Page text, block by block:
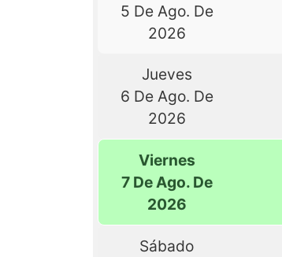
5 De Ago. De
2026
Jueves
6 De Ago. De
2026
Viernes
7 De Ago. De
2026
Sábado